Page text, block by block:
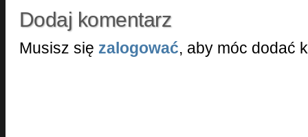
Dodaj komentarz
Musisz się zalogować, aby móc dodać